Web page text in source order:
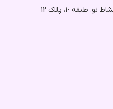
طبقه -1، پلاک 12